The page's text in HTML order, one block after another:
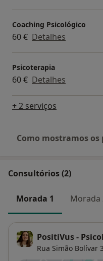
Coaching Psicológico
60 € Detalhes
Psicoterapia
60 € Detalhes
+ 2 serviços
Como mostramos os
Consultórios (2)
Morada 1 Morada
PositiVus -
Rua Simão Bolívar